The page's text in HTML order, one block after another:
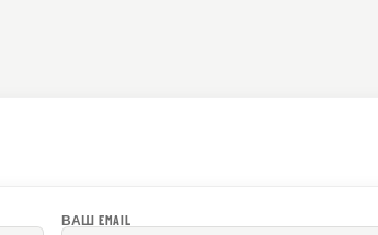
ВАШ EMAIL